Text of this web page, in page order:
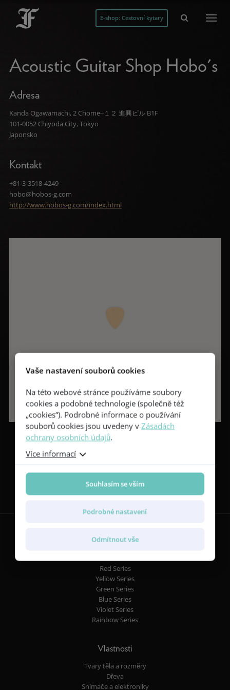
E-shop: Cestovní kytary
Acoustic Guitar Shop Hobo's
Adresa
Kanda Ogawamachi, 2 Chome−１２ 進興ビル B1F
101-0052 Chiyoda City, Tokyo
Japonsko
Kontakt
+81-3-3518-4249
hobo@hobos-g.com
http://www.hobos-g.com/index.html
Sledujte nás
Red Series
Yellow Series
Green Series
Blue Series
Violet Series
Rainbow Series
Vlastnosti
Tvary těla a rozměry
Dřeva
Snímače a elektroniky
Vaše nastavení souborů cookies
Na této webové stránce používáme soubory
cookies a podobné technologie (společně též
„cookies“). Podrobné informace o používání
souborů cookies jsou uvedeny vZásadách
ochrany osobních údajů.
Více informací
Souhlasím se vším
Podrobné nastavení
Odmítnout vše